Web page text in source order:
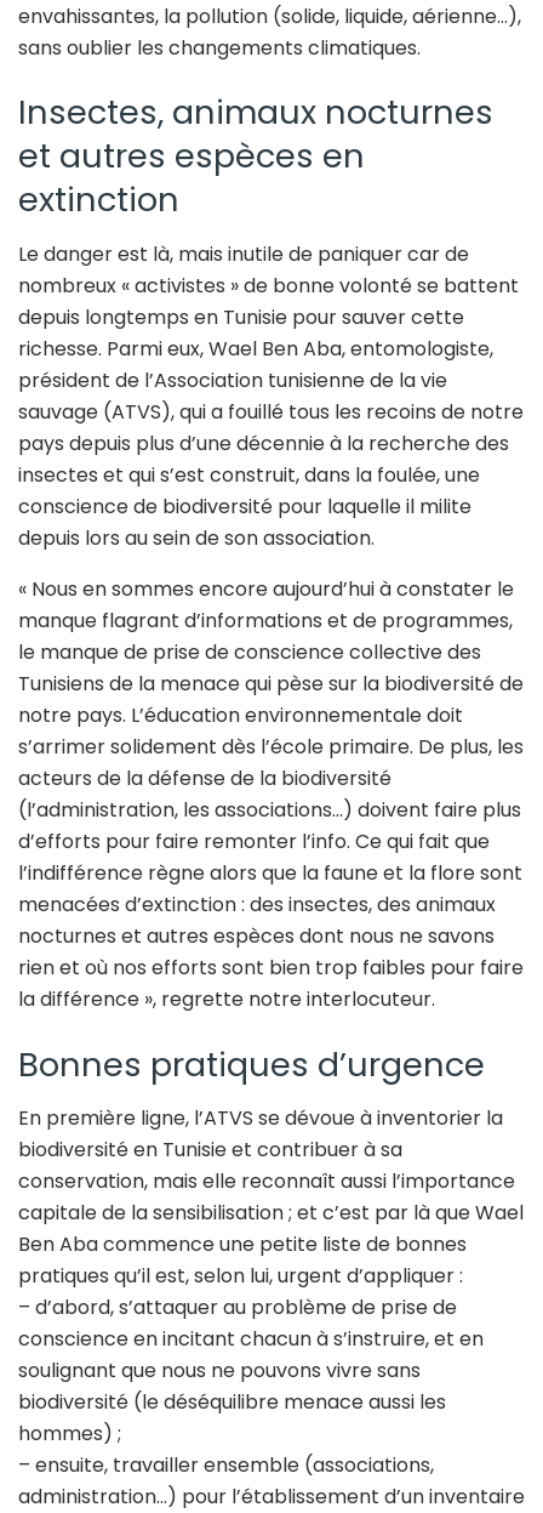
envahissantes, la pollution (solide, liquide, aérienne…),
sans oublier les changements climatiques.
Insectes, animaux nocturnes
et autres espèces en
extinction
Le danger est là, mais inutile de paniquer car de
nombreux « activistes » de bonne volonté se battent
depuis longtemps en Tunisie pour sauver cette
richesse. Parmi eux, Wael Ben Aba, entomologiste,
président de l’Association tunisienne de la vie
sauvage (ATVS), qui a fouillé tous les recoins de notre
pays depuis plus d’une décennie à la recherche des
insectes et qui s’est construit, dans la foulée, une
conscience de biodiversité pour laquelle il milite
depuis lors au sein de son association.
« Nous en sommes encore aujourd’hui à constater le
manque flagrant d’informations et de programmes,
le manque de prise de conscience collective des
Tunisiens de la menace qui pèse sur la biodiversité de
notre pays. L’éducation environnementale doit
s’arrimer solidement dès l’école primaire. De plus, les
acteurs de la défense de la biodiversité
(l’administration, les associations…) doivent faire plus
d’efforts pour faire remonter l’info. Ce qui fait que
l’indifférence règne alors que la faune et la flore sont
menacées d’extinction : des insectes, des animaux
nocturnes et autres espèces dont nous ne savons
rien et où nos efforts sont bien trop faibles pour faire
la différence », regrette notre interlocuteur.
Bonnes pratiques d’urgence
En première ligne, l’ATVS se dévoue à inventorier la
biodiversité en Tunisie et contribuer à sa
conservation, mais elle reconnaît aussi l’importance
capitale de la sensibilisation ; et c’est par là que Wael
Ben Aba commence une petite liste de bonnes
pratiques qu’il est, selon lui, urgent d’appliquer :
– d’abord, s’attaquer au problème de prise de
conscience en incitant chacun à s’instruire, et en
soulignant que nous ne pouvons vivre sans
biodiversité (le déséquilibre menace aussi les
hommes) ;
– ensuite, travailler ensemble (associations,
administration…) pour l’établissement d’un inventaire